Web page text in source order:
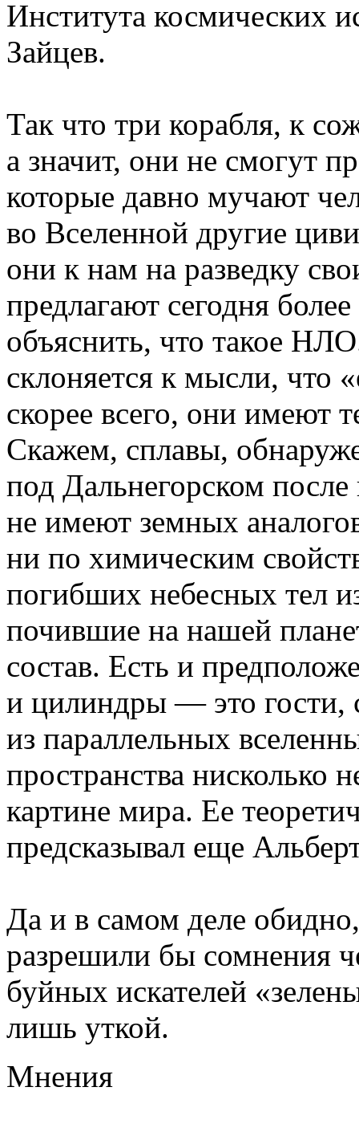
Института космических
Зайцев.
Так что три корабля, к
а значит, они не смогут
которые давно мучают
во Вселенной другие
они к нам на разведку
предлагают сегодня
объяснить, что такое
склоняется к мысли, что «
скорее всего, они имеют
Скажем, сплавы,
под Дальнегорском после
не имеют земных
ни по химическим
погибших небесных тел
почившие на нашей
состав. Есть и
и цилиндры — это гости,
из параллельных
пространства нисколько
картине мира. Ее
предсказывал еще
Да и в самом деле
разрешили бы сомнения
буйных искателей «
лишь уткой.
Мнения